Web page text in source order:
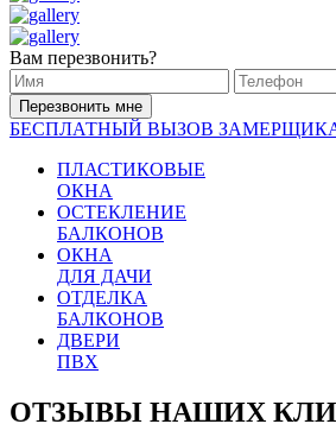
Вам перезвонить?
Перезвонить мне
БЕСПЛАТНЫЙ ВЫЗОВ
ПЛАСТИКОВЫЕ
ОКНА
ОСТЕКЛЕНИЕ
БАЛКОНОВ
ОКНА
ДЛЯ ДАЧИ
ОТДЕЛКА
БАЛКОНОВ
ДВЕРИ
ПВХ
ОТЗЫВЫ НАШИХ